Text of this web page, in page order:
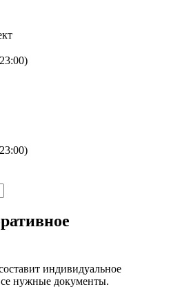
индивидуальное
нужные документы.